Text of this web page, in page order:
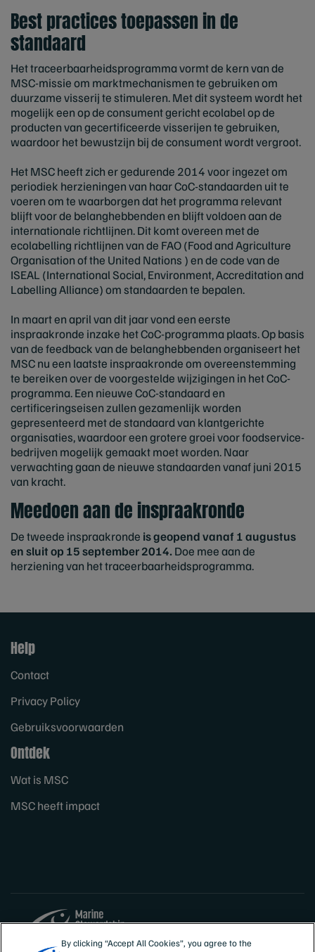
Best practices toepassen in de
standaard
Het traceerbaarheidsprogramma vormt de kern van de
MSC-missie om marktmechanismen te gebruiken om
duurzame visserij te stimuleren. Met dit systeem wordt het
mogelijk een op de consument gericht ecolabel op de
producten van gecertificeerde visserijen te gebruiken,
waardoor het bewustzijn bij de consument wordt vergroot.
Het MSC heeft zich er gedurende 2014 voor ingezet om
periodiek herzieningen van haar CoC-standaarden uit te
voeren om te waarborgen dat het programma relevant
blijft voor de belanghebbenden en blijft voldoen aan de
internationale richtlijnen. Dit komt overeen met de
ecolabelling richtlijnen van de FAO (Food and Agriculture
Organisation of the United Nations ) en de code van de
ISEAL (International Social, Environment, Accreditation and
Labelling Alliance) om standaarden te bepalen.
In maart en april van dit jaar vond een eerste
inspraakronde inzake het CoC-programma plaats. Op basis
van de feedback van de belanghebbenden organiseert het
MSC nu een laatste inspraakronde om overeenstemming
te bereiken over de voorgestelde wijzigingen in het CoC-
programma. Een nieuwe CoC-standaard en
certificeringseisen zullen gezamenlijk worden
gepresenteerd met de standaard van klantgerichte
organisaties, waardoor een grotere groei voor foodservice-
bedrijven mogelijk gemaakt moet worden. Naar
verwachting gaan de nieuwe standaarden vanaf juni 2015
van kracht.
Meedoen aan de inspraakronde
De tweede inspraakronde is geopend vanaf 1 augustus
en sluit op 15 september 2014.Doe mee aan de
herziening van het traceerbaarheidsprogramma.
Help
Contact
Privacy Policy
Gebruiksvoorwaarden
Ontdek
Wat is MSC
MSC heeft impact
By clicking “Accept All Cookies”, you agree to the